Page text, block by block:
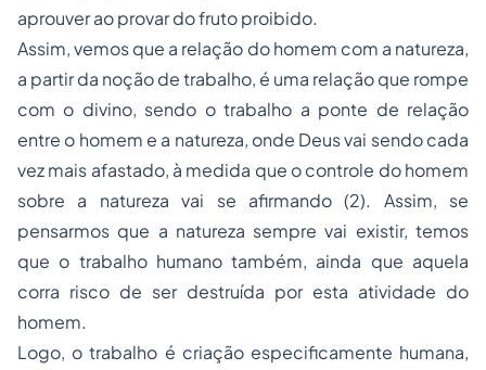
aprouver ao provar do fruto proibido.
Assim, vemos que a relação do homem com a natureza,
a partir da noção de trabalho, é uma relação que rompe
com o divino, sendo o trabalho a ponte de relação
entre o homem e a natureza, onde Deus vai sendo cada
vez mais afastado, à medida que o controle do homem
sobre a natureza vai se afirmando (2). Assim, se
pensarmos que a natureza sempre vai existir, temos
que o trabalho humano também, ainda que aquela
corra risco de ser destruída por esta atividade do
homem.
Logo, o trabalho é criação especificamente humana,